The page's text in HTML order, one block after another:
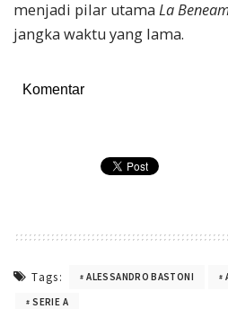
menjadi pilar utama La
jangka waktu yang lama.
Komentar
Tags: ALESSANDRO BASTONI
SERIE A